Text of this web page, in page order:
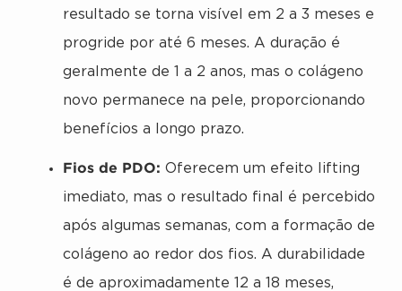
resultado se torna visível em 2 a 3 meses e
progride por até 6 meses. A duração é
geralmente de 1 a 2 anos, mas o colágeno
novo permanece na pele, proporcionando
benefícios a longo prazo.
Fios de PDO: Oferecem um efeito lifting
imediato, mas o resultado final é percebido
após algumas semanas, com a formação de
colágeno ao redor dos fios. A durabilidade
é de aproximadamente 12 a 18 meses,